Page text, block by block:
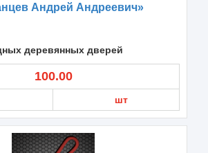
Aндрей Андреевич»
деревянных дверей
100.00
шт